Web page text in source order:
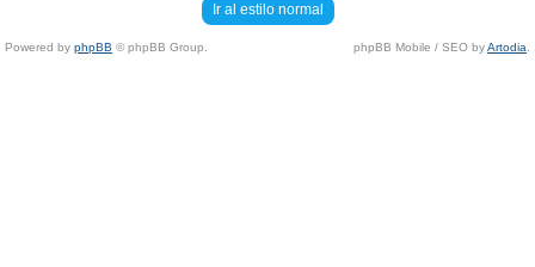
Ir al estilo normal
Powered by phpBB © phpBB Group. phpBB Mobile / SEO byArtodia